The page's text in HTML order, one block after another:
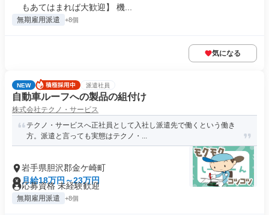
もあてはまれば大歓迎】 機...
無期雇用派遣 +8個
気になる
NEW 派遣社員
自動車ルーフへの製品の組付け
株式会社テクノ・サービス
テクノ・サービスへ正社員として入社し派遣先で働くという働き
方。派遣と言っても実態はテクノ・...
岩手県胆沢郡金ケ崎町
月給18万円～23万円
応募資格 未経験歓迎
無期雇用派遣 +8個